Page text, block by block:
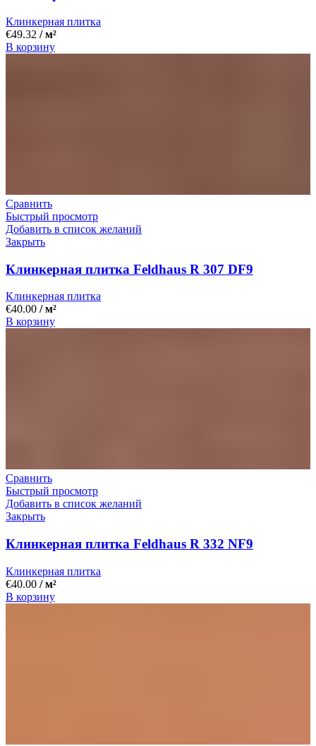
Клинкерная плитка
€49.32 / м²
В корзину
Сравнить
Быстрый просмотр
Добавить в список желаний
Закрыть
Клинкерная плитка Feldhaus R 307 DF9
Клинкерная плитка
€40.00 / м²
В корзину
Сравнить
Быстрый просмотр
Добавить в список желаний
Закрыть
Клинкерная плитка Feldhaus R 332 NF9
Клинкерная плитка
€40.00 / м²
В корзину